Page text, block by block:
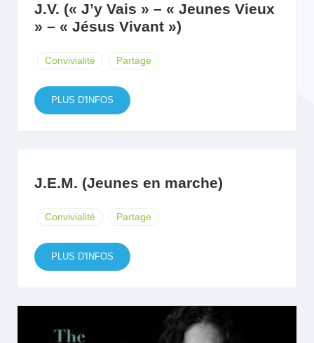
J.V. (« J’y Vais » – « Jeunes Vieux
» – « Jésus Vivant »)
Convivialité Partage
PLUS D'INFOS
J.E.M. (Jeunes en marche)
Convivialité Partage
PLUS D'INFOS